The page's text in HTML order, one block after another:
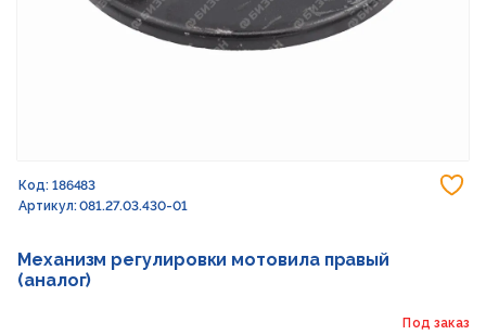
Код: 186483
Артикул: 081.27.03.430-01
Механизм регулировки мотовила правый
(аналог)
Под заказ